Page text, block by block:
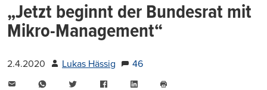
„Jetzt beginnt der Bundesrat mit
Mikro-Management“
2.4.2020 Lukas Hässig
46
WhatsAppTwitter FacebookLinkedIn